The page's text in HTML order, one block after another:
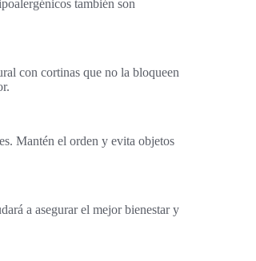
también son
con cortinas que no la bloqueen
Mantén el orden y evita objetos
a asegurar el mejor bienestar y